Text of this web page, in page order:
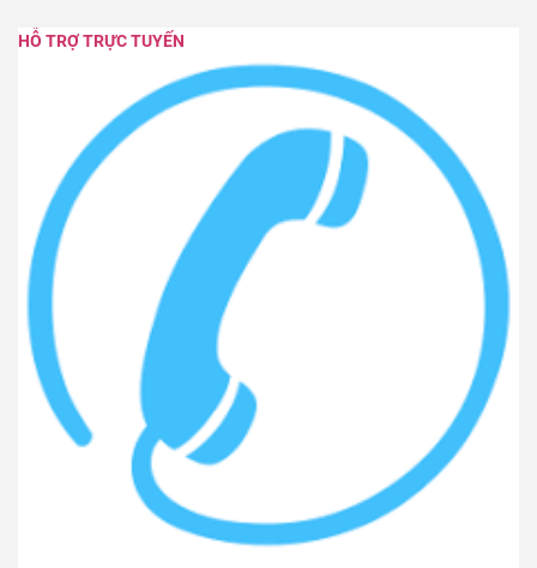
HỖ TRỢ TRỰC TUYẾN